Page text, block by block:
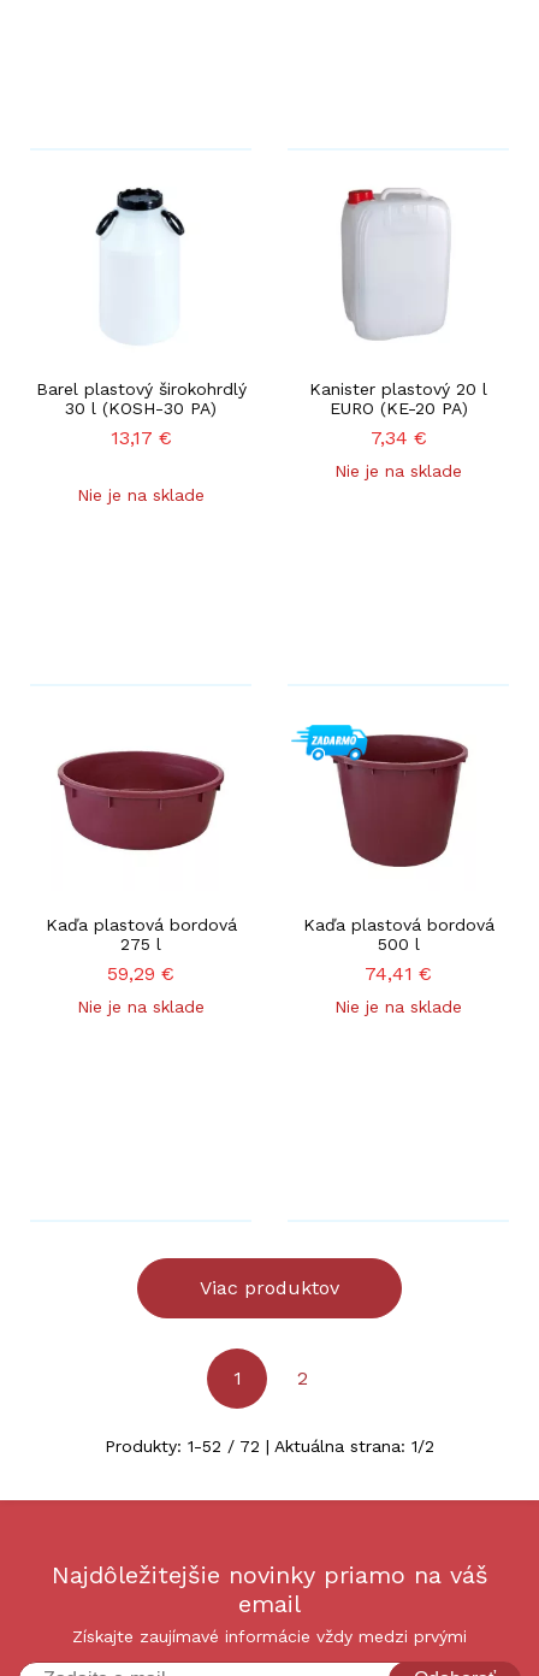
Barel plastový širokohrdlý
30 l (KOSH-30 PA)
13,17 €
Nie je na sklade
Kanister plastový 20 l
EURO (KE-20 PA)
7,34 €
Nie je na sklade
Kaďa plastová bordová
275 l
59,29 €
Nie je na sklade
Kaďa plastová bordová
500 l
74,41 €
Nie je na sklade
Viac produktov
1 2
Produkty: 1-52 / 72 | Aktuálna strana: 1/2
Najdôležitejšie novinky priamo na váš
email
Získajte zaujímavé informácie vždy medzi prvými